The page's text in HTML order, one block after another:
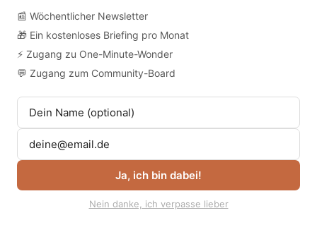
📰 Wöchentlicher Newsletter
🎁 Ein kostenloses Briefing pro Monat
⚡ Zugang zu One-Minute-Wonder
💬 Zugang zum Community-Board
Ja, ich bin dabei!
Nein danke, ich verpasse lieber